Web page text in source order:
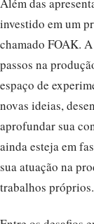
investido em um
chamado FOAK.
passos na
espaço de
novas ideias,
aprofundar sua
ainda esteja em
sua atuação na
trabalhos próprios.